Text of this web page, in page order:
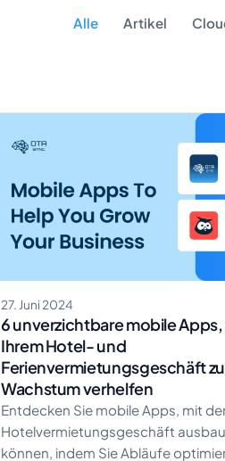
Alle Artikel
27. Juni 2024
6 unverzichtbare mobile
Ihrem Hotel- und
Ferienvermietungsgeschäft
Wachstum verhelfen
Entdecken Sie mobile Apps, mit
Hotelvermietungsgeschäft
können, indem Sie Abläufe